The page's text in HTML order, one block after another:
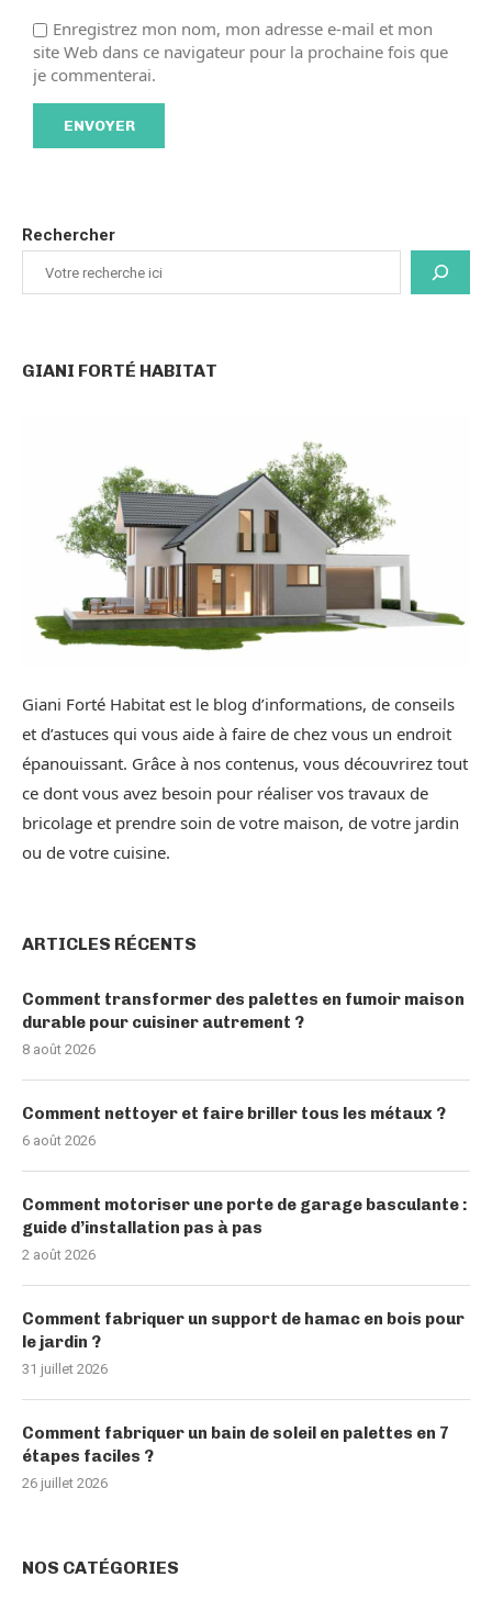
Enregistrez mon nom, mon adresse e-mail et mon
site Web dans ce navigateur pour la prochaine fois que
je commenterai.
Rechercher
GIANI FORTÉ HABITAT
Giani Forté Habitat est le blog d’informations, de conseils
et d’astuces qui vous aide à faire de chez vous un endroit
épanouissant. Grâce à nos contenus, vous découvrirez tout
ce dont vous avez besoin pour réaliser vos travaux de
bricolage et prendre soin de votre maison, de votre jardin
ou de votre cuisine.
ARTICLES RÉCENTS
Comment transformer des palettes en fumoir maison
durable pour cuisiner autrement ?
8 août 2026
Comment nettoyer et faire briller tous les métaux ?
6 août 2026
Comment motoriser une porte de garage basculante :
guide d’installation pas à pas
2 août 2026
Comment fabriquer un support de hamac en bois pour
le jardin ?
31 juillet 2026
Comment fabriquer un bain de soleil en palettes en 7
étapes faciles ?
26 juillet 2026
NOS CATÉGORIES